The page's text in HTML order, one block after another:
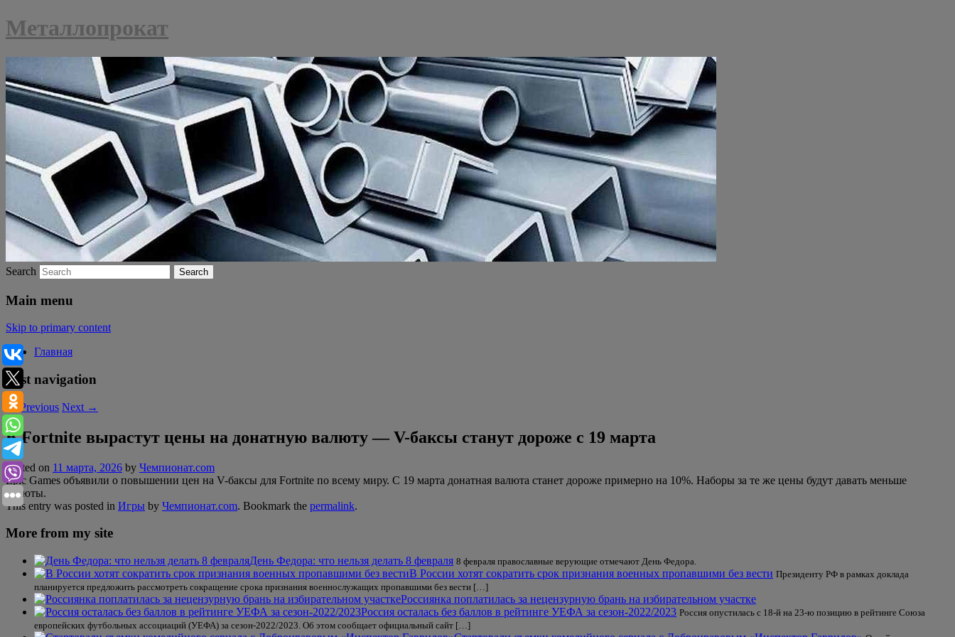
Металлопрокат
Search
Main menu
Skip to primary content
Главная
Post navigation
←Previous Next →
В Fortnite вырастут цены на донатную валюту — V-баксы станут дороже с 19 марта
Posted on 11 марта, 2026 by Чемпионат.com
Epic Games объявили о повышении цен на V-баксы для Fortnite по всему миру. С 19 марта донатная валюта станет дороже примерно на 10%. Наборы за те же цены будут давать меньше
валюты.
This entry was posted in Игры by Чемпионат.com. Bookmark the permalink.
More from my site
День Федора: что нельзя делать 8 февраля 8 февраля православные верующие отмечают День Федора.
В России хотят сократить срок признания военных пропавшими без вести Президенту РФ в рамках доклада
планируется предложить рассмотреть сокращение срока признания военнослужащих пропавшими без вести […]
Россиянка поплатилась за нецензурную брань на избирательном участке
Россия осталась без баллов в рейтинге УЕФА за сезон-2022/2023 Россия опустилась с 18-й на 23-ю позицию в рейтинге Союза
европейских футбольных ассоциаций (УЕФА) за сезон-2022/2023. Об этом сообщает официальный сайт […]